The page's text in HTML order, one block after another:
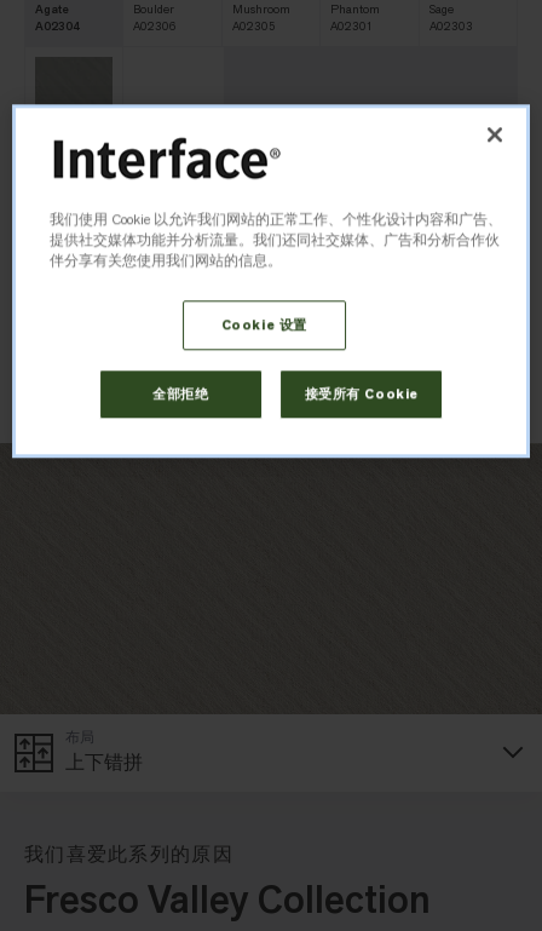
上下错拼
布局
Agate
A02304
Boulder
A02306
Mushroom
A02305
Phantom
A02301
Sage
A02303
尺寸
订购样品
我们喜爱此系列的原因
Fresco Valley Collection
我们使用 Cookie 以允许我们网站的正常工作、个性化设计内容和广告、
提供社交媒体功能并分析流量。我们还同社交媒体、广告和分析合作伙
伴分享有关您使用我们网站的信息。
Cookie 设置
全部拒绝 接受所有 Cookie